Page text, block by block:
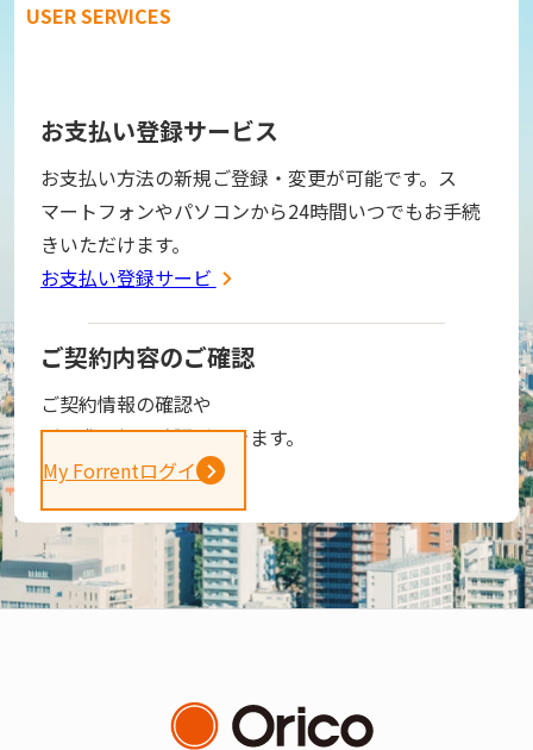
USER SERVICES
お支払い登録サービス
お支払い方法の新規ご登録・変更が可能です。ス
マートフォンやパソコンから24時間いつでもお手続
きいただけます。
お支払い登録サービス
ご契約内容のご確認
ご契約情報の確認や
ご請求金額の確認ができます。
My Forrentログイン